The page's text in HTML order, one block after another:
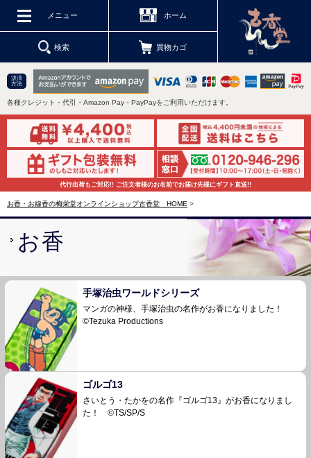
メニュー ホーム
検索 買物カゴ
決済
方法
各種クレジット・代引・Amazon Pay・PayPayをご利用いただけます。
代行出荷もご対応!! ご注文者様のお名前でお届け先様にギフト直送!!
お香・お線香の梅栄堂オンラインショップ古香堂 HOME >
お香
手塚治虫ワールドシリーズ
マンガの神様、手塚治虫の名作がお香になりました！
©Tezuka Productions
ゴルゴ13
さいとう・たかをの名作『ゴルゴ13』がお香になりまし
た！ ©TS/SP/S